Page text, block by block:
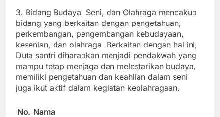
3. Bidang Budaya, Seni, dan Olahraga mencakup
bidang yang berkaitan dengan pengetahuan,
perkembangan, pengembangan kebudayaan,
kesenian, dan olahraga. Berkaitan dengan hal ini,
Duta santri diharapkan menjadi pendakwah yang
mampu tetap menjaga dan melestarikan budaya,
memiliki pengetahuan dan keahlian dalam seni
juga ikut aktif dalam kegiatan keolahragaan.
No. Nama